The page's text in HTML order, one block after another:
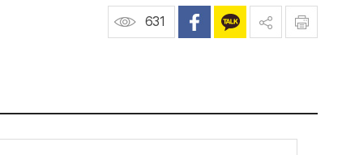
631